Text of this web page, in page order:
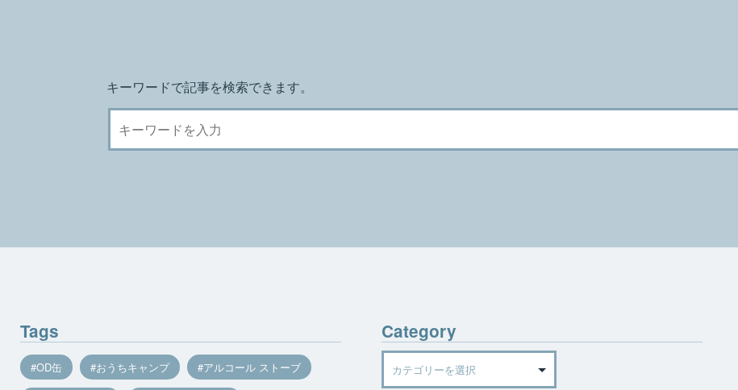
キーワードで記事を検索できます。
Tags
OD缶 おうちキャンプ アルコール ストーブ
Category
Category